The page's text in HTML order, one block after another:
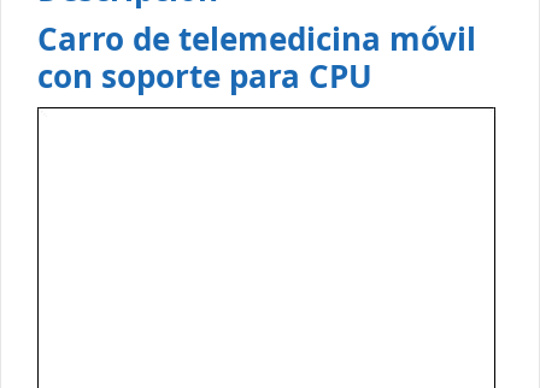
Carro de telemedicina móvil
con soporte para CPU